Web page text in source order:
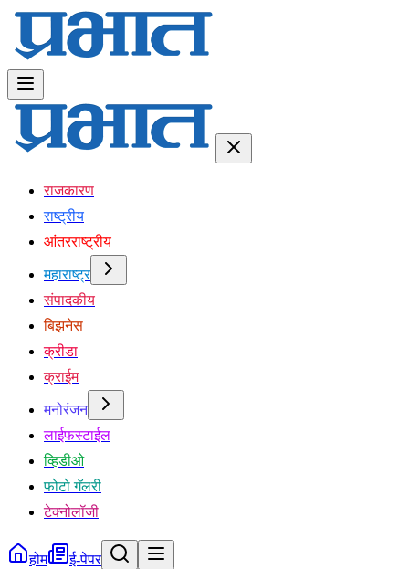
राजकारण
राष्ट्रीय
आंतरराष्ट्रीय
महाराष्ट्र
संपादकीय
बिझनेस
क्रीडा
क्राईम
मनोरंजन
लाईफस्टाईल
व्हिडीओ
फोटो गॅलरी
टेक्नोलॉजी
होम ई-पेपर